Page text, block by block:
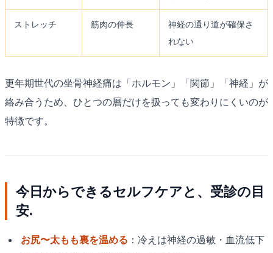
ストレッチ 筋肉の伸長
神経の通り道が確保さ
れない
更年期世代の坐骨神経痛は「ホルモン」「関節」「神経」が
絡み合うため、ひとつの層だけを扱っても変わりにくいのが
特徴です。
今日からできるセルフケアと、受診の目
安.
お尻〜太もも裏を温める ：冷えは神経の過敏・血流低下